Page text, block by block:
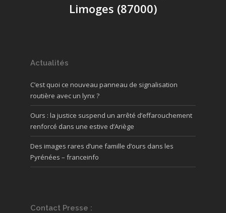
Limoges (87000)
Actualités
C’est quoi ce nouveau panneau de signalisation
routière avec un lynx ?
Ours : la justice suspend un arrêté d’effarouchement
renforcé dans une estive d’Ariège
Des images rares d’une famille d’ours dans les
Pyrénées – franceinfo
Contact Presse :